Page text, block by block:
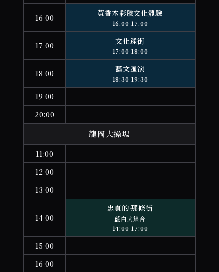
16:00 黃香木彩臉文化體驗
16:00-17:00
17:00 文化踩街
17:00-18:00
18:00 藝文匯演
18:30-19:30
19:00
20:00
龍岡大操場
11:00
12:00
13:00
14:00
忠貞的·那條街
藍白大集合
14:00-17:00
15:00
16:00